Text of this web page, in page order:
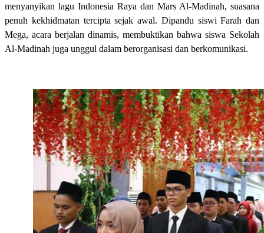
menyanyikan lagu Indonesia Raya dan Mars Al-Madinah, suasana
penuh kekhidmatan tercipta sejak awal. Dipandu siswi Farah dan
Mega, acara berjalan dinamis, membuktikan bahwa siswa Sekolah
Al-Madinah juga unggul dalam berorganisasi dan berkomunikasi.